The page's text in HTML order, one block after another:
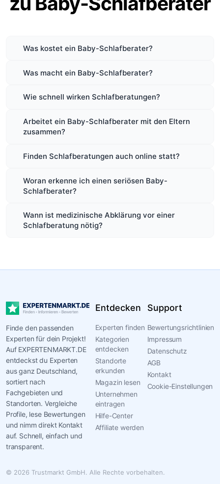
Was kostet ein Baby-Schlafberater?
Was macht ein Baby-Schlafberater?
Wie schnell wirken Schlafberatungen?
Arbeitet ein Baby-Schlafberater mit den Eltern
zusammen?
Finden Schlafberatungen auch online statt?
Woran erkenne ich einen seriösen Baby-
Schlafberater?
Wann ist medizinische Abklärung vor einer
Schlafberatung nötig?
Finde den passenden
Experten für dein Projekt!
Auf EXPERTENMARKT.DE
entdeckst du Experten
aus ganz Deutschland,
sortiert nach
Fachgebieten und
Standorten. Vergleiche
Profile, lese Bewertungen
und nimm direkt Kontakt
auf. Schnell, einfach und
transparent.
Entdecken
Experten finden
Kategorien
entdecken
Standorte
erkunden
Magazin lesen
Unternehmen
eintragen
Hilfe-Center
Affiliate werden
Support
Bewertungsrichtlinien
Impressum
Datenschutz
AGB
Kontakt
Cookie-Einstellungen
© 2026 Trustmarkt GmbH. Alle Rechte vorbehalten.